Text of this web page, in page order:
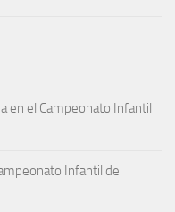
en el Campeonato Infantil
Infantil de